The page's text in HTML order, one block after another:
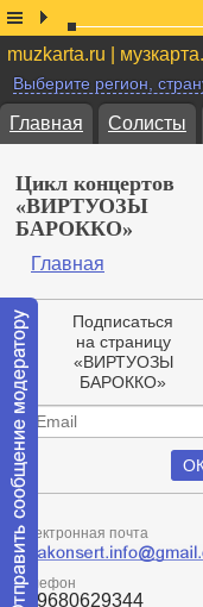
muzkarta.ru |
Выберите регион,
Главная Солисты
Цикл концертов
«ВИРТУОЗЫ
БАРОККО»
Главная
Подписаться
на страницу
«ВИРТУОЗЫ
БАРОККО»
Электронная почта
Телефон
+79680629344